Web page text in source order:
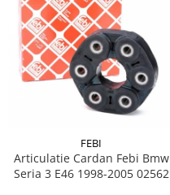
FEBI
Articulatie Cardan Febi Bmw
Seria 3 E46 1998-2005 02562